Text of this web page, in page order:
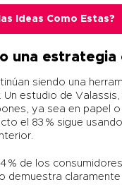
Ideas Como Estas?
una estrategia
siendo una
estudio de
ya sea en papel
el 83 % sigue
% de los
demuestra